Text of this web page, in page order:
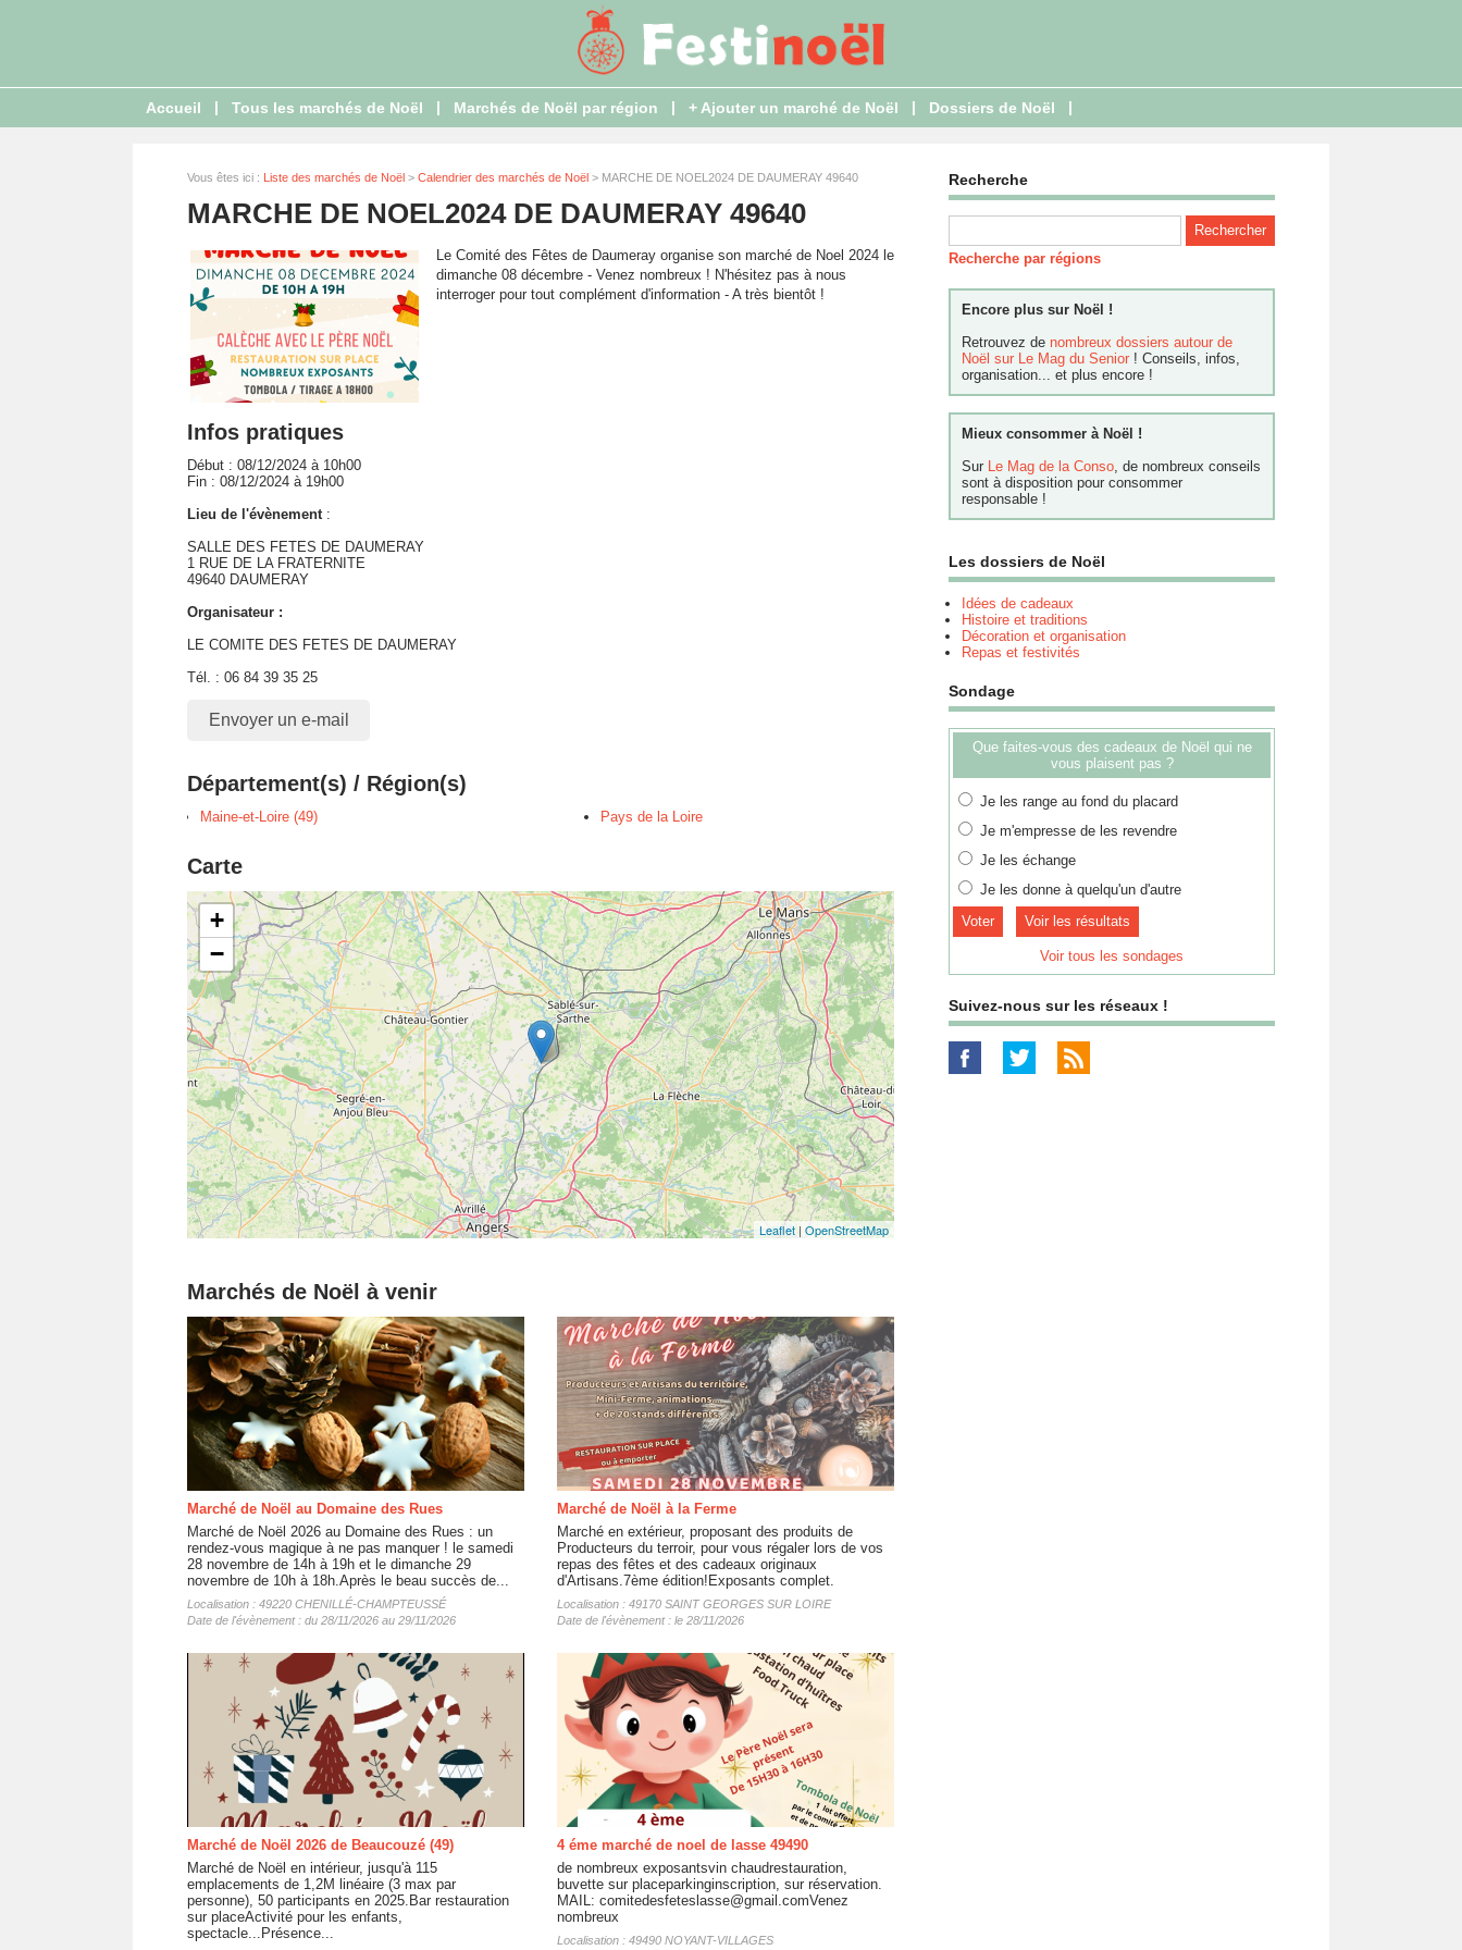
Accueil | Tous les marchés de Noël | Marchés de Noël par région | + Ajouter un marché de Noël | Dossiers de Noël |
Vous êtes ici : Liste des marchés de Noël > Calendrier des marchés de Noël > MARCHE DE NOEL2024 DE DAUMERAY 49640
MARCHE DE NOEL2024 DE DAUMERAY 49640
Le Comité des Fêtes de Daumeray organise son marché de Noel 2024 le
dimanche 08 décembre - Venez nombreux ! N'hésitez pas à nous
interroger pour tout complément d'information - A très bientôt !
Infos pratiques
Début : 08/12/2024 à 10h00
Fin : 08/12/2024 à 19h00
Lieu de l'évènement:
SALLE DES FETES DE DAUMERAY
1 RUE DE LA FRATERNITE
49640 DAUMERAY
Organisateur :
LE COMITE DES FETES DE DAUMERAY
Tél. : 06 84 39 35 25
Envoyer un e-mail
Département(s) / Région(s)
Maine-et-Loire (49) Pays de la Loire
Carte
+
−
Leaflet | OpenStreetMap
Marchés de Noël à venir
Marché de Noël au Domaine des Rues
Marché de Noël 2026 au Domaine des Rues : un
rendez-vous magique à ne pas manquer ! le samedi
28 novembre de 14h à 19h et le dimanche 29
novembre de 10h à 18h.Après le beau succès de...
Localisation : 49220 CHENILLÉ-CHAMPTEUSSÉ
Date de l'évènement : du 28/11/2026 au 29/11/2026
Marché de Noël à la Ferme
Marché en extérieur, proposant des produits de
Producteurs du terroir, pour vous régaler lors de vos
repas des fêtes et des cadeaux originaux
d'Artisans.7ème édition!Exposants complet.
Localisation : 49170 SAINT GEORGES SUR LOIRE
Date de l'évènement : le 28/11/2026
Marché de Noël 2026 de Beaucouzé (49)
Marché de Noël en intérieur, jusqu'à 115
emplacements de 1,2M linéaire (3 max par
personne), 50 participants en 2025.Bar restauration
sur placeActivité pour les enfants,
spectacle...Présence...
4 éme marché de noel de lasse 49490
de nombreux exposantsvin chaudrestauration,
buvette sur placeparkinginscription, sur réservation.
MAIL: comitedesfeteslasse@gmail.comVenez
nombreux
Localisation : 49490 NOYANT-VILLAGES
Recherche
Recherche par régions
Encore plus sur Noël !
Retrouvez de nombreux dossiers autour de
Noël sur Le Mag du Senior ! Conseils, infos,
organisation... et plus encore !
Mieux consommer à Noël !
Sur Le Mag de la Conso, de nombreux conseils
sont à disposition pour consommer
responsable !
Les dossiers de Noël
Idées de cadeaux
Histoire et traditions
Décoration et organisation
Repas et festivités
Sondage
Que faites-vous des cadeaux de Noël qui ne
vous plaisent pas ?
Je les range au fond du placard
Je m'empresse de les revendre
Je les échange
Je les donne à quelqu'un d'autre
Voir les résultats
Voir tous les sondages
Suivez-nous sur les réseaux !